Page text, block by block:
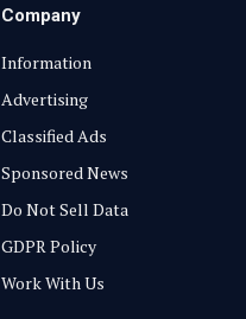
Company
Information
Advertising
Classified Ads
Sponsored News
Do Not Sell Data
GDPR Policy
Work With Us